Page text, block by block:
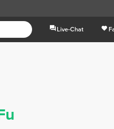
Live-Chat